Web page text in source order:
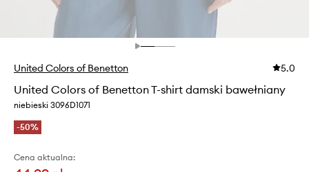
United Colors of Benetton 5.0
United Colors of Benetton T-shirt damski bawełniany
niebieski 3096D1071
-50%
Cena aktualna: